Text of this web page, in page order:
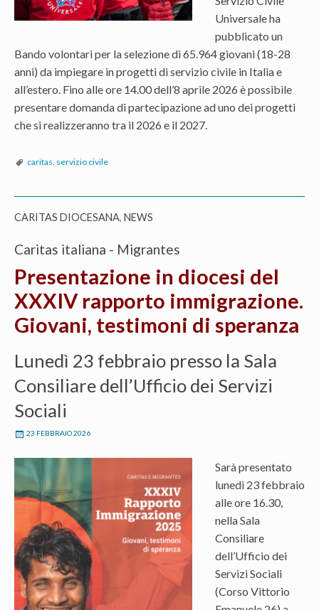
Universale ha
pubblicato un
Bando volontari per la selezione di 65.964 giovani (18-28
anni) da impiegare in progetti di servizio civile in Italia e
all’estero. Fino alle ore 14.00 dell’8 aprile 2026 è possibile
presentare domanda di partecipazione ad uno dei progetti
che si realizzeranno tra il 2026 e il 2027.
caritas servizio civile
CARITAS DIOCESANA, NEWS
Caritas italiana - Migrantes
Presentazione in diocesi del
XXXIV rapporto immigrazione.
Giovani, testimoni di speranza
Lunedì 23 febbraio presso la Sala
Consiliare dell’Ufficio dei Servizi
Sociali
23 FEBBRAIO 2026
Sarà presentato
lunedì 23 febbraio
alle ore 16.30,
nella Sala
Consiliare
dell’Ufficio dei
Servizi Sociali
(Corso Vittorio